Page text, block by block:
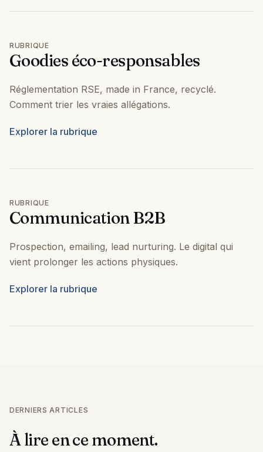
RUBRIQUE
Goodies éco-responsables
Réglementation RSE, made in France, recyclé.
Comment trier les vraies allégations.
Explorer la rubrique
RUBRIQUE
Communication B2B
Prospection, emailing, lead nurturing. Le digital qui
vient prolonger les actions physiques.
Explorer la rubrique
DERNIERS ARTICLES
À lire en ce moment.